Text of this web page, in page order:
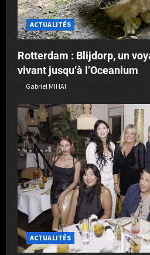
ACTUALITÉS
Rotterdam : Blijdorp, un
vivant jusqu’à l’Oceanium
Gabriel MIHAI
ACTUALITÉS